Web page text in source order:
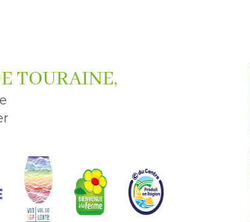
TOURAINE,